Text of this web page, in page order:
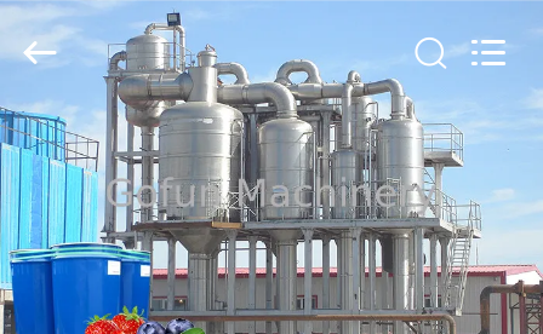
家
プ
ロ
ダ
Shanghai
Ltd..
All
Rights
Reserved.